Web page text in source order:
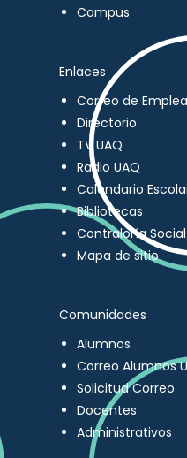
Campus
Enlaces
Correo de
Directorio
TV UAQ
Radio UAQ
Calendario
Bibliotecas
Contraloría Social
Mapa de sitio
Comunidades
Alumnos
Correo Alumnos
Solicitud Correo
Docentes
Administrativos